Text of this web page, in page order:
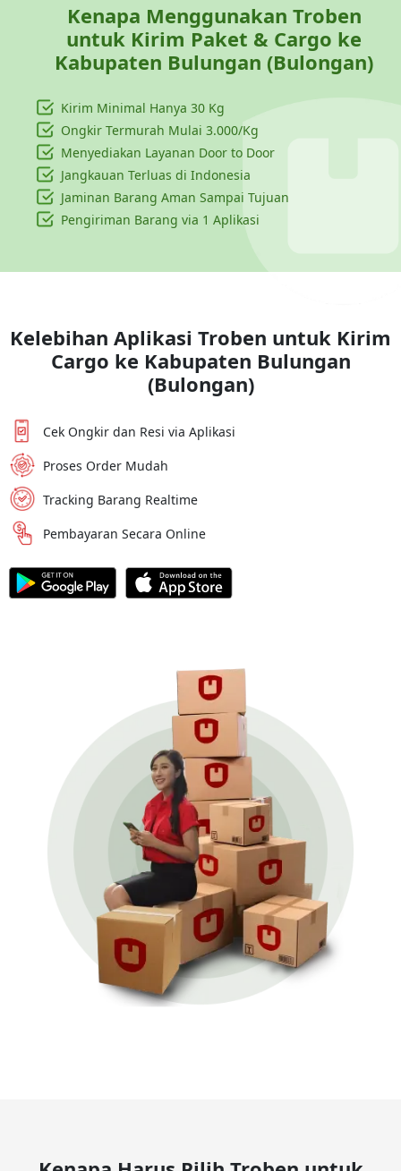
Kenapa Menggunakan Troben
untuk Kirim Paket & Cargo ke
Kabupaten Bulungan (Bulongan)
Kirim Minimal Hanya 30 Kg
Ongkir Termurah Mulai 3.000/Kg
Menyediakan Layanan Door to Door
Jangkauan Terluas di Indonesia
Jaminan Barang Aman Sampai Tujuan
Pengiriman Barang via 1 Aplikasi
Kelebihan Aplikasi Troben untuk Kirim
Cargo ke Kabupaten Bulungan
(Bulongan)
Cek Ongkir dan Resi via Aplikasi
Proses Order Mudah
Tracking Barang Realtime
Pembayaran Secara Online